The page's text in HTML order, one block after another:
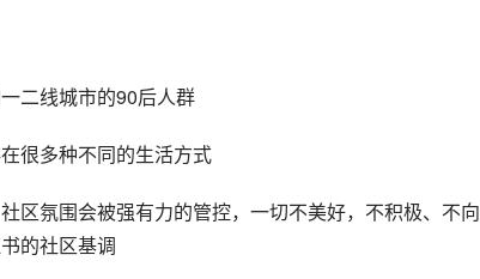
二线城市的90后人群
很多种不同的生活方式
区氛围会被强有力的管控，一切不美好，不积极、不
的社区基调